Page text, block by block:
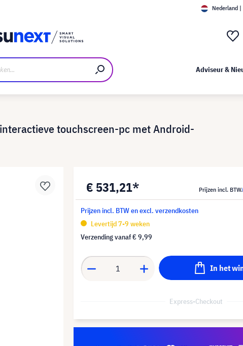
Nederland |
Adviseur &
touchscreen-pc met Android-
€ 531,21* Prijzen incl. BTW.
Prijzen incl. BTW en excl. verzendkosten
Levertijd 7-9 weken
Verzending vanaf€ 9,99
In het
Express-Checkout